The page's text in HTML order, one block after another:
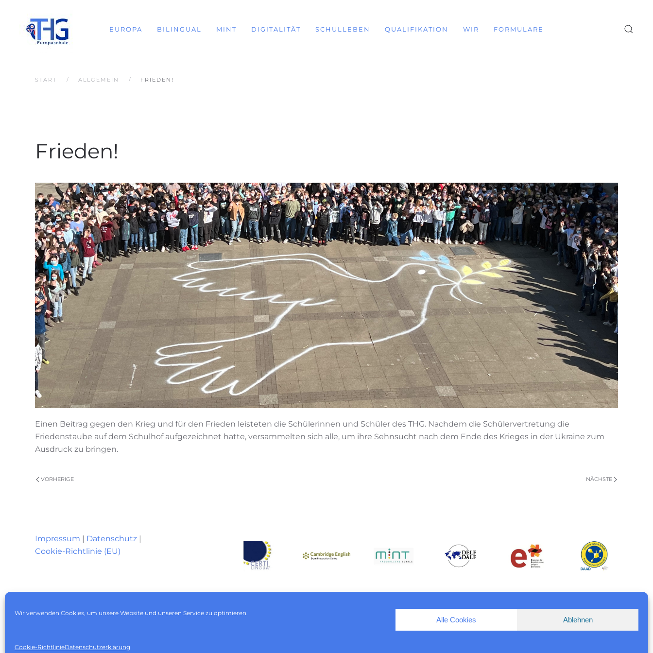
Wir verwenden Cookies, um unsere Website und unseren Service zu optimieren.
Alle Cookies Ablehnen
Cookie-RichtlinieDatenschutzerklärung
EUROPA BILINGUAL MINT DIGITALITÄT SCHULLEBEN QUALIFIKATION WIR FORMULARE
START ALLGEMEIN FRIEDEN!
Frieden!
Einen Beitrag gegen den Krieg und für den Frieden leisteten die Schülerinnen und Schüler des THG. Nachdem die Schülervertretung die
Friedenstaube auf dem Schulhof aufgezeichnet hatte, versammelten sich alle, um ihre Sehnsucht nach dem Ende des Krieges in der Ukraine zum
Ausdruck zu bringen.
VORHERIGE NÄCHSTE
Impressum | Datenschutz |
Cookie-Richtlinie (EU)